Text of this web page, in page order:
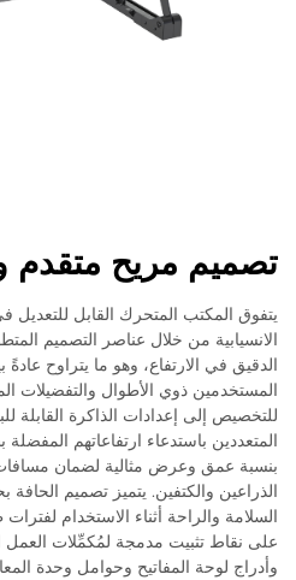
تصميم مريح
يتفوق المكتب المتحرك القابل
الانسيابية من خلال عناصر التصميم
المستخدمين ذوي الأطوال والتفضيلات
للتخصيص إلى إعدادات الذاكرة القابلة
المتعددين باستدعاء ارتفاعاتهم
بنسبة عمق وعرض مثالية لضمان
الذراعين والكتفين. يتميز تصميم
السلامة والراحة أثناء الاستخدام
على نقاط تثبيت مدمجة لمُكمِّلات العمل
وأدراج لوحة المفاتيح وحوامل وحدة